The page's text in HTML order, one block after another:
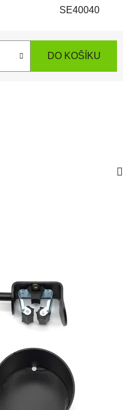
SE40040
DO KOŠÍKU